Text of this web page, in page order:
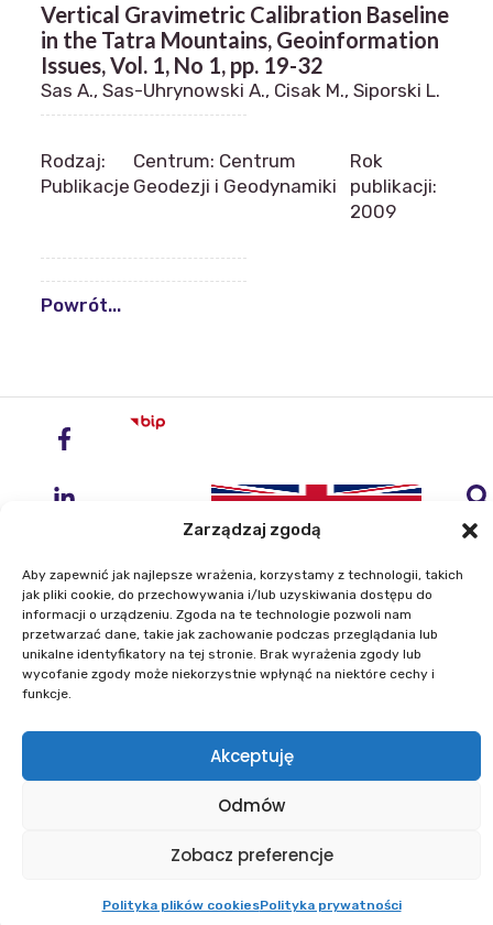
Zarządzaj zgodą
Aby zapewnić jak najlepsze wrażenia, korzystamy z technologii, takich
jak pliki cookie, do przechowywania i/lub uzyskiwania dostępu do
informacji o urządzeniu. Zgoda na te technologie pozwoli nam
przetwarzać dane, takie jak zachowanie podczas przeglądania lub
unikalne identyfikatory na tej stronie. Brak wyrażenia zgody lub
wycofanie zgody może niekorzystnie wpłynąć na niektóre cechy i
funkcje.
Akceptuję
Odmów
Zobacz preferencje
Polityka plików cookiesPolityka prywatności
Vertical Gravimetric Calibration Baseline
in the Tatra Mountains, Geoinformation
Issues, Vol. 1, No 1, pp. 19-32
Sas A., Sas-Uhrynowski A., Cisak M., Siporski L.
Rodzaj:
Publikacje
Centrum: Centrum
Geodezji i Geodynamiki
Rok
publikacji:
2009
Powrót...
Instytut Geodezji i Kartografii
ul. Zygmunta Modzelewskiego 27
Telefon: +48 22 329 19 00
E-mail: igik@igik.edu.pl
Plan równości płci
Polityka plików cookies